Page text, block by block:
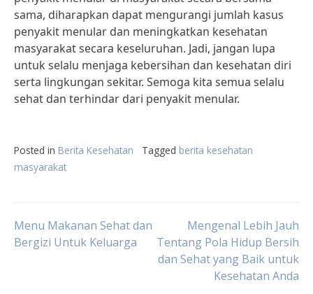
sama, diharapkan dapat mengurangi jumlah kasus
penyakit menular dan meningkatkan kesehatan
masyarakat secara keseluruhan. Jadi, jangan lupa
untuk selalu menjaga kebersihan dan kesehatan diri
serta lingkungan sekitar. Semoga kita semua selalu
sehat dan terhindar dari penyakit menular.
Posted in Berita Kesehatan Tagged berita kesehatan
masyarakat
Post
Menu Makanan Sehat dan
Bergizi Untuk Keluarga
Mengenal Lebih Jauh
Tentang Pola Hidup Bersih
dan Sehat yang Baik untuk
Kesehatan Anda